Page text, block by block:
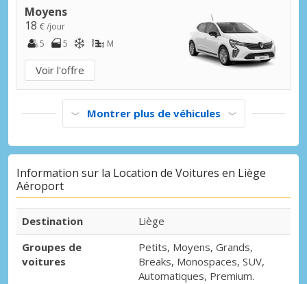
Moyens
18 € /jour
5
5 M
Voir l'offre
Montrer plus de véhicules
Information sur la Location de Voitures en Liège
Aéroport
Destination
Liège
Groupes de
voitures
Petits, Moyens, Grands,
Breaks, Monospaces, SUV,
Automatiques, Premium.